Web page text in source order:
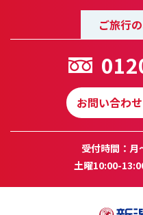
ご旅行
お問い合わ
受付時間：月
土曜10:00-